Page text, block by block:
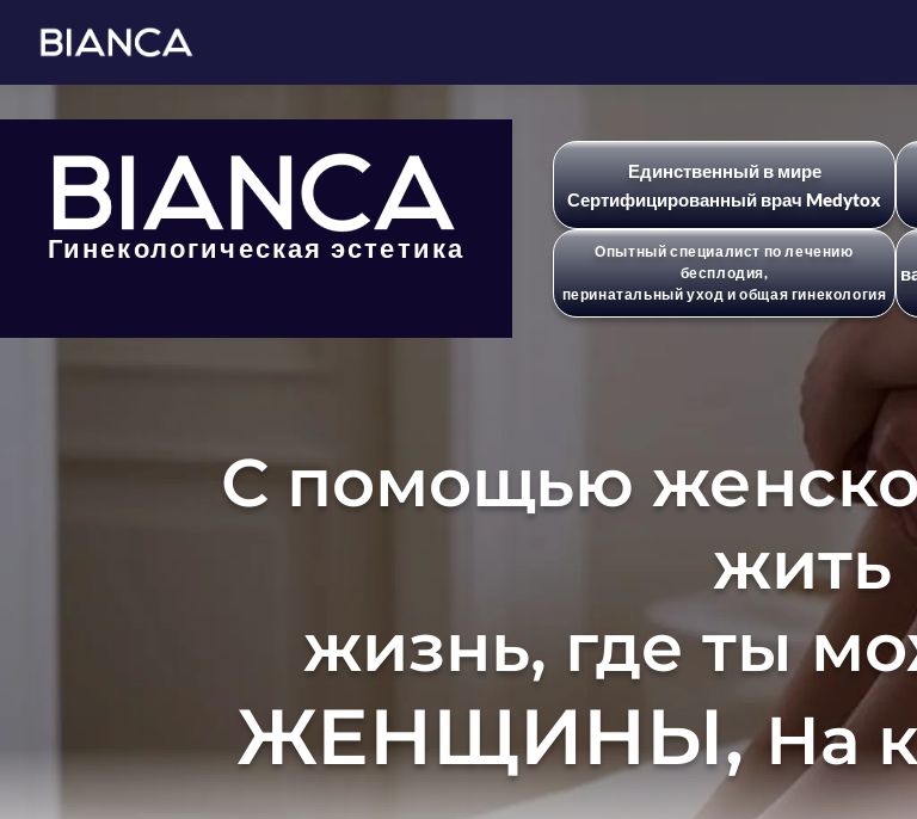
Гинекологическая эстетика
Единственный в мире
Сертифицированный врач Medytox
Опытный специалист по лечению
бесплодия,
перинатальный уход и общая гинекология
С помощью
жить
жизнь, где ты
ЖЕНЩИНЫ,На